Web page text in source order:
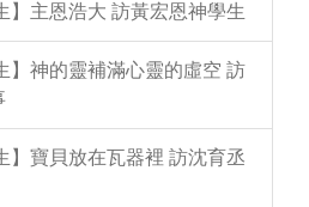
】主恩浩大 訪黃宏恩神學生
】神的靈補滿心靈的虛空 訪
】寶貝放在瓦器裡 訪沈育丞